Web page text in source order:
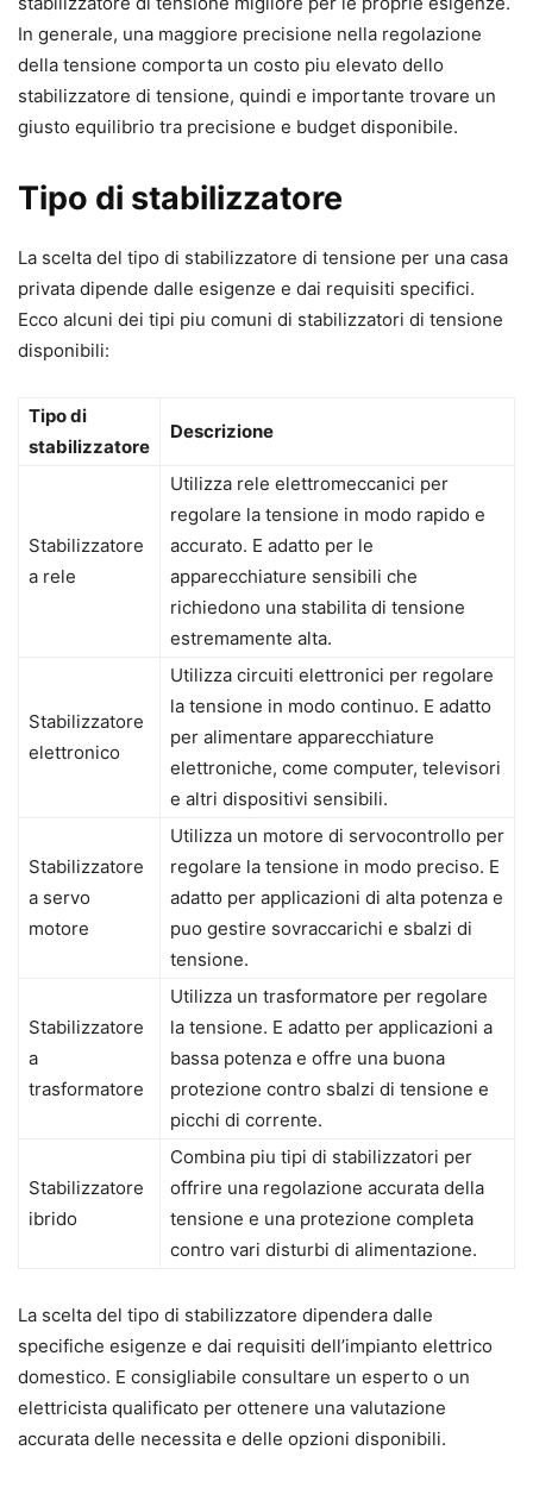
In generale, una maggiore precisione nella regolazione
della tensione comporta un costo piu elevato dello
stabilizzatore di tensione, quindi e importante trovare un
giusto equilibrio tra precisione e budget disponibile.
Tipo di stabilizzatore
La scelta del tipo di stabilizzatore di tensione per una casa
privata dipende dalle esigenze e dai requisiti specifici.
Ecco alcuni dei tipi piu comuni di stabilizzatori di tensione
disponibili:
Tipo di
stabilizzatore
Descrizione
Stabilizzatore
a rele
Utilizza rele elettromeccanici per
regolare la tensione in modo rapido e
accurato. E adatto per le
apparecchiature sensibili che
richiedono una stabilita di tensione
estremamente alta.
Stabilizzatore
elettronico
Utilizza circuiti elettronici per regolare
la tensione in modo continuo. E adatto
per alimentare apparecchiature
elettroniche, come computer, televisori
e altri dispositivi sensibili.
Stabilizzatore
a servo
motore
Utilizza un motore di servocontrollo per
regolare la tensione in modo preciso. E
adatto per applicazioni di alta potenza e
puo gestire sovraccarichi e sbalzi di
tensione.
Stabilizzatore
a
trasformatore
Utilizza un trasformatore per regolare
la tensione. E adatto per applicazioni a
bassa potenza e offre una buona
protezione contro sbalzi di tensione e
picchi di corrente.
Stabilizzatore
ibrido
Combina piu tipi di stabilizzatori per
offrire una regolazione accurata della
tensione e una protezione completa
contro vari disturbi di alimentazione.
La scelta del tipo di stabilizzatore dipendera dalle
specifiche esigenze e dai requisiti dell’impianto elettrico
domestico. E consigliabile consultare un esperto o un
elettricista qualificato per ottenere una valutazione
accurata delle necessita e delle opzioni disponibili.